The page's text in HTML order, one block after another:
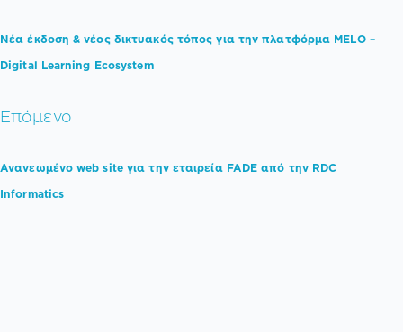
Νέα έκδοση & νέος δικτυακός τόπος για την πλατφόρμα MELO –
Digital Learning Ecosystem
Επόμενο
Ανανεωμένο web site για την εταιρεία FADE από την RDC
Informatics